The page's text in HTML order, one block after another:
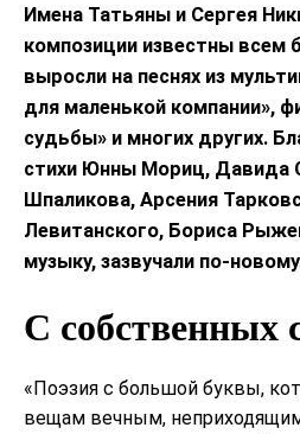
Имена Татьяны и Сергея
композиции известны всем
выросли на песнях из
для маленькой компании»,
судьбы» и многих других.
стихи Юнны Мориц, Давида
Шпаликова, Арсения
Левитанского, Бориса
музыку, зазвучали по-
С собственных
«Поэзия с большой буквы,
вещам вечным,